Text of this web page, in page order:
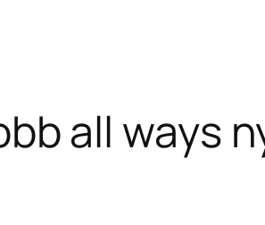
all ways